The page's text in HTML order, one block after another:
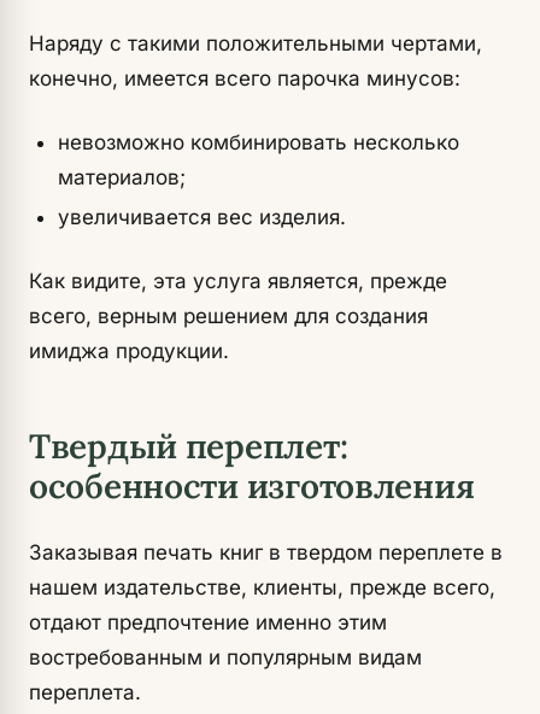
Наряду с такими положительными чертами,
конечно, имеется всего парочка минусов:
невозможно комбинировать несколько
материалов;
увеличивается вес изделия.
Как видите, эта услуга является, прежде
всего, верным решением для создания
имиджа продукции.
Твердый переплет:
особенности изготовления
Заказывая печать книг в твердом переплете в
нашем издательстве, клиенты, прежде всего,
отдают предпочтение именно этим
востребованным и популярным видам
переплета.